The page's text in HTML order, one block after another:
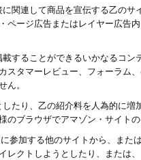
関連して商品を宣伝する乙の
ページ広告またはレイヤー広告
することができるいかなるコ
スタマーレビュー、フォーラム
ん。
たり、乙の紹介料を人為的に
のブラウザでアマゾン・サイト
参加する他のサイトから、ま
レクトしようとしたり、または